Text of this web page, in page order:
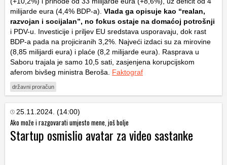
milijarde eura (4,4% BDP-a). Vlada ga opisuje kao “realan,
razvojan i socijalan”, no fokus ostaje na domaćoj potrošnji
i PDV-u. Investicije i priljev EU sredstava usporavaju, dok rast
BDP-a pada na projiciranih 3,2%. Najveći izdaci su za mirovine
(8,85 milijardi eura) i plaće (8,2 milijarde eura). Rasprava u
Saboru trajala je samo 10,5 sati, zasjenjena korupcijskom
aferom bivšeg ministra Beroša. Faktograf
državni proračun
25.11.2024. (14:00)
Ako može i razgovarati umjesto mene, još bolje
Startup osmislio avatar za video sastanke